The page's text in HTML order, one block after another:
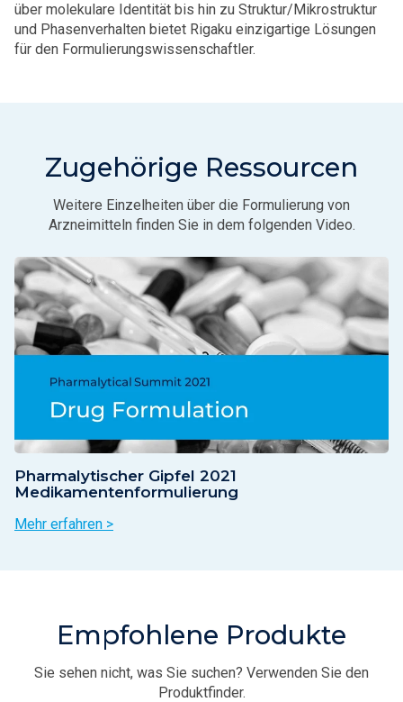
über molekulare Identität bis hin zu Struktur/Mikrostruktur
und Phasenverhalten bietet Rigaku einzigartige Lösungen
für den Formulierungswissenschaftler.
Zugehörige Ressourcen
Weitere Einzelheiten über die Formulierung von
Arzneimitteln finden Sie in dem folgenden Video.
Pharmalytischer Gipfel 2021
Medikamentenformulierung
Mehr erfahren >
Empfohlene Produkte
Sie sehen nicht, was Sie suchen? Verwenden Sie den
Produktfinder.